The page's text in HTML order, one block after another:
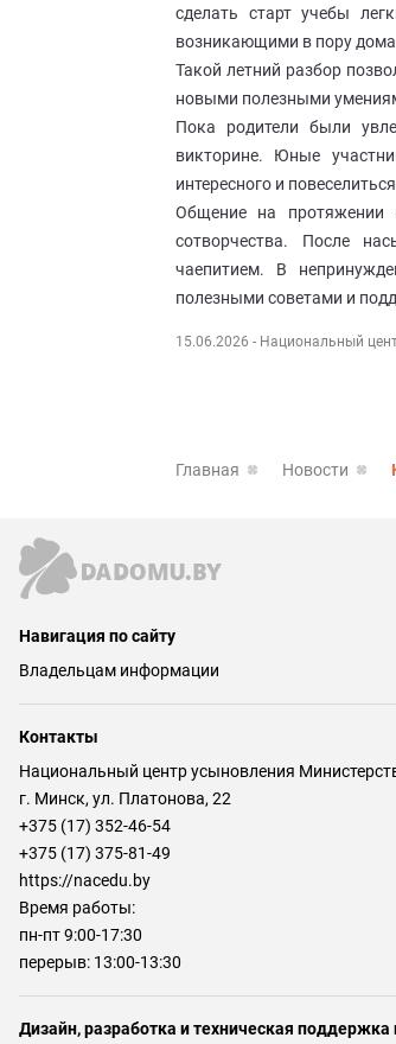
сделать старт учебы
возникающими в пору
Такой летний разбор
новыми полезными
Пока родители были
викторине. Юные
интересного и
Общение на протяжении
сотворчества. После
чаепитием. В
полезными советами и
15.06.2026 - Национальный
Главная Новости
Навигация по сайту
Владельцам информации
Контакты
Национальный центр усыновления
г. Минск, ул. Платонова, 22
+375 (17) 352-46-54
+375 (17) 375-81-49
https://nacedu.by
Время работы:
пн-пт 9:00-17:30
перерыв: 13:00-13:30
Дизайн, разработка и техническая поддержка